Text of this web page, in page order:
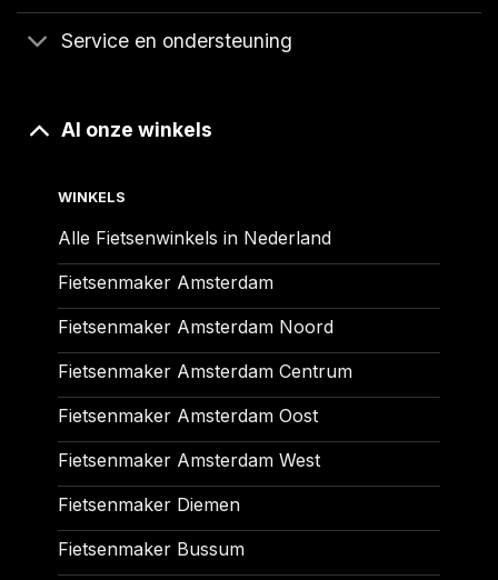
Service en ondersteuning
Al onze winkels
WINKELS
Alle Fietsenwinkels in Nederland
Fietsenmaker Amsterdam
Fietsenmaker Amsterdam Noord
Fietsenmaker Amsterdam Centrum
Fietsenmaker Amsterdam Oost
Fietsenmaker Amsterdam West
Fietsenmaker Diemen
Fietsenmaker Bussum